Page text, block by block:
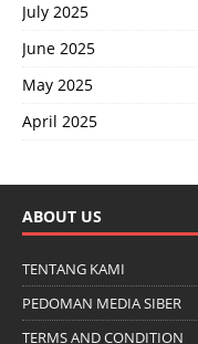
July 2025
June 2025
May 2025
April 2025
ABOUT US
TENTANG KAMI
PEDOMAN MEDIA SIBER
TERMS AND CONDITION